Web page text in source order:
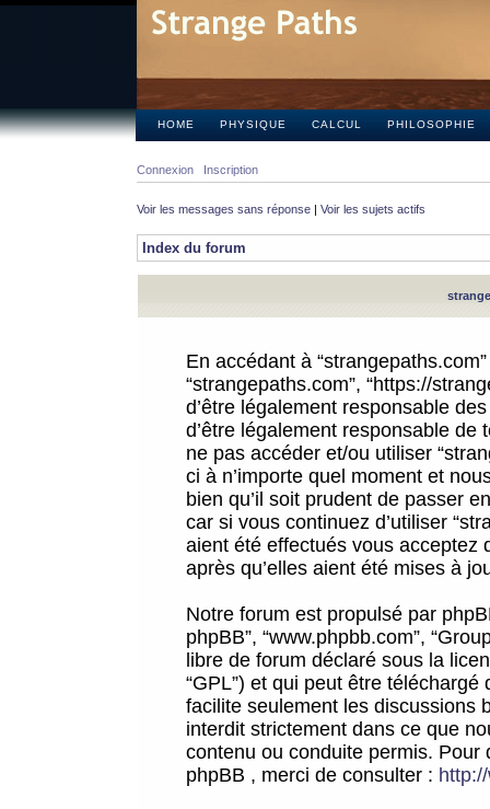
HOME PHYSIQUE CALCUL PHILOSOPHIE
Connexion Inscription
Voir les messages sans réponse | Voir les sujets actifs
Index du forum
En accédant à
“strangepaths.com”, “https://
d’être légalement responsable
d’être légalement responsable
ne pas accéder et/ou utiliser
ci à n’importe quel moment et
bien qu’il soit prudent de passer
car si vous continuez d’utiliser
aient été effectués vous acceptez
après qu’elles aient été mises à
Notre forum est propulsé par
phpBB”, “www.phpbb.com”,
libre de forum déclaré sous la
“GPL”) et qui peut être téléchargé
facilite seulement les discussions
interdit strictement dans ce que
contenu ou conduite permis.
phpBB , merci de consulter :